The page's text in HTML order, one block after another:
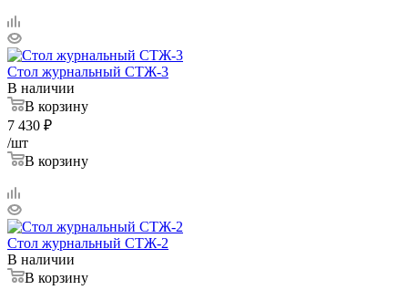
Стол журнальный СТЖ-3
В наличии
В корзину
7 430 ₽
/шт
В корзину
Стол журнальный СТЖ-2
В наличии
В корзину